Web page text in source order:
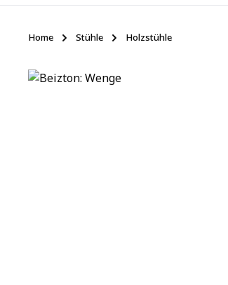
Home Stühle Holzstühle
Bildergalerie überspringen